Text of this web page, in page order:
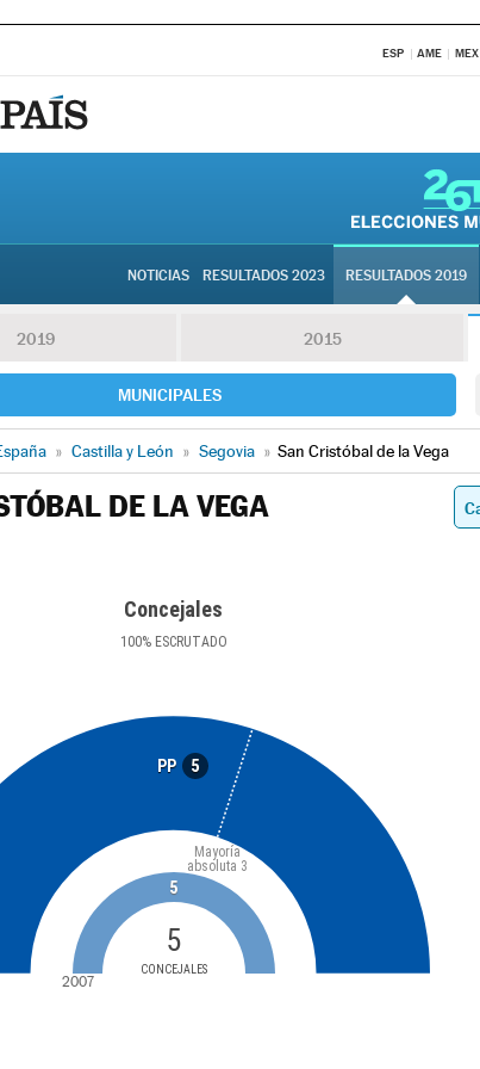
ESP AME MEX
NOTICIAS RESULTADOS 2023 RESULTADOS 2019
2019 2015
MUNICIPALES
» Castilla y León » Segovia » San Cristóbal de la Vega
DE LA VEGA
Concejales
100%ESCRUTADO
PP 5
5
CONCEJALES
Mayoría
absoluta 3
5
2007